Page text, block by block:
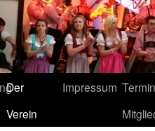
Der
Verein
Impressum